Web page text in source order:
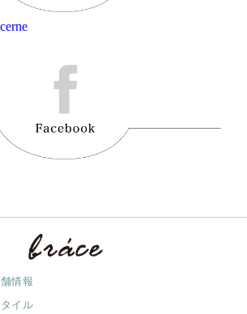
舗情報
タイル